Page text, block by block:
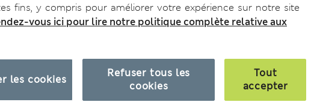
TAILLE
fins, y compris pour améliorer votre expérience sur notre site
vous ici pour lire notre politique complète relative aux
Refuser tous les
cookies
Tout
accepter
les cookies